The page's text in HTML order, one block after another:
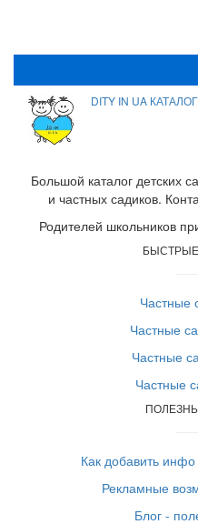
DITY IN UA
Большой каталог детских
и частных садиков.
Родителей школьников
Частные
Частные
Частные
Частные
Как добавить
Рекламные
Блог -